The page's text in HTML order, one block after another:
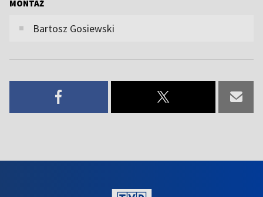
MONTAŻ
Bartosz Gosiewski